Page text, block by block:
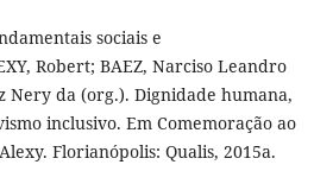
sociais e
Robert; BAEZ, Narciso Leandro
Nery da (org.). Dignidade humana,
inclusivo. Em Comemoração ao
Florianópolis: Qualis, 2015a.